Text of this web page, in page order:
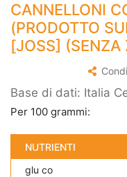
CANNELLONI
(PRODOTTO
[JOSS] (SENZA
Base di dati: Italia
Per 100 grammi:
NUTRIENTI
glu co